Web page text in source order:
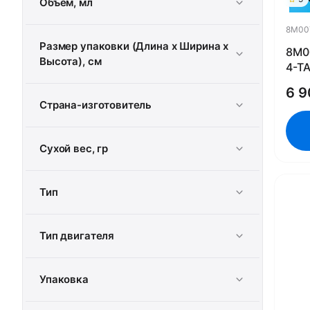
Размер упаковки (Длина х Ширина х
Высота), см
Страна-изготовитель
Сухой вес, гр
Тип
Тип двигателя
Упаковка
4-
6